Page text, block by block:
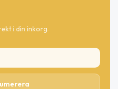
i din inkorg.